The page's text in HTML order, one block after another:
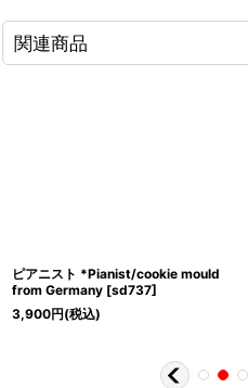
関連商品
ピアニスト *Pianist/cookie mould
from Germany [sd737]
3,900円(税込)